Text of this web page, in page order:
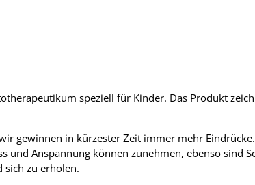
speziell für Kinder. Das Produkt
gewinnen in kürzester Zeit immer mehr
und Anspannung können zunehmen, ebenso sind
sich zu erholen.